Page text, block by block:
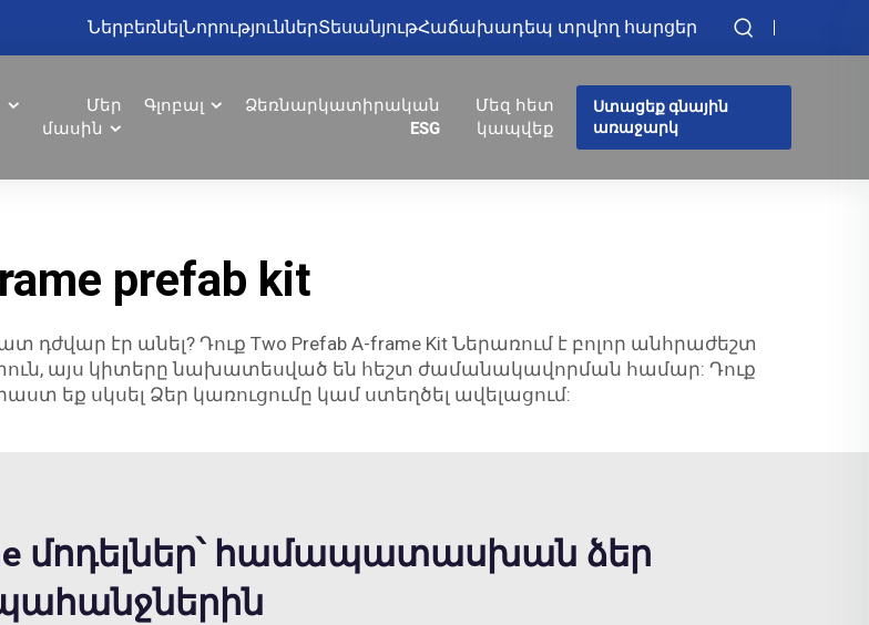
ՆերբեռնելՆորություններՏեսանյութՀաճախադեպ տրվող հարցեր
Մեր
մասին
Գլոբալ
Ձեռնարկատիրական
ESG
Մեզ հետ
կապվեք
Ստացեք գնային
առաջարկ
prefab kit
դժվար էր անել? Դուք Two Prefab A-frame Kit Ներառում է բոլոր անհրաժեշտ
այս կիտերը նախատեսված են հեշտ ժամանակավորման համար: Դուք
եք սկսել Ձեր կառուցումը կամ ստեղծել ավելացում:
մոդելներ՝ համապատասխան ձեր